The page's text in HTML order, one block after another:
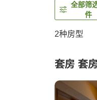
全部筛
件
2种房型
套房 套